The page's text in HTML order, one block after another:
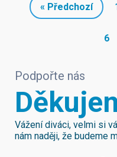
« Předchozí
6
Podpořte nás
Vážení diváci, velmi si
nám naději, že budeme